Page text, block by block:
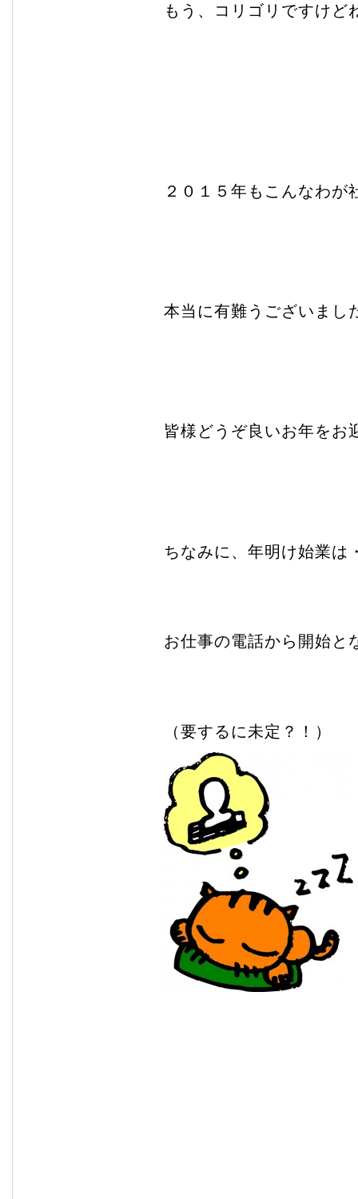
もう、コリゴリですけど
２０１５年もこんなわが
本当に有難うございまし
皆様どうぞ良いお年をお
ちなみに、年明け始業は
お仕事の電話から開始と
（要するに未定？！）